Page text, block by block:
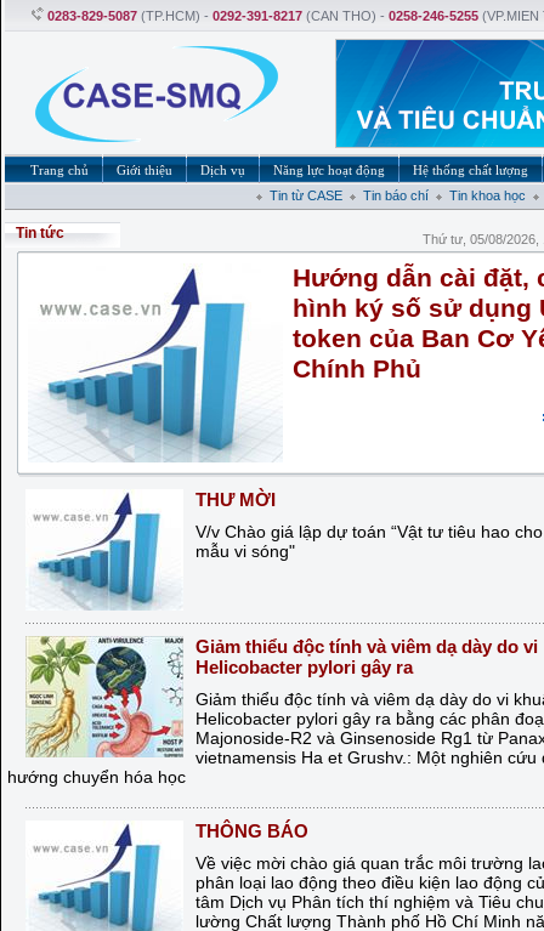
0283-829-5087 (TP.HCM) - 0292-391-8217 (CAN THO) - 0258-246-5255
Trang chủ Giới thiệu Dịch vụ Năng lực hoạt động
Hệ thống chất lượng
Tin từ CASE
Tin báo chí Tin khoa học
Tin tức Thứ tư, 05/08/2026,
Hướng dẫn cài đặt,
hình ký số sử dụng
token của Ban Cơ
Chính Phủ
THƯ MỜI
V/v Chào giá lập dự toán “Vật tư tiêu hao
mẫu vi sóng"
Giảm thiểu độc tính và viêm dạ dày do vi
Helicobacter pylori gây ra
Giảm thiểu độc tính và viêm dạ dày do vi
Helicobacter pylori gây ra bằng các phân
Majonoside-R2 và Ginsenoside Rg1 từ
vietnamensis Ha et Grushv.: Một nghiên cứu
hướng chuyển hóa học
THÔNG BÁO
Về việc mời chào giá quan trắc môi trường
phân loại lao động theo điều kiện lao động
tâm Dịch vụ Phân tích thí nghiệm và Tiêu
lường Chất lượng Thành phố Hồ Chí Minh